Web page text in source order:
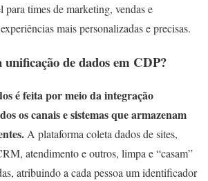
para times de marketing, vendas e
mais personalizadas e precisas.
de dados em CDP?
é feita por meio da integração
os canais e sistemas que armazenam
A plataforma coleta dados de sites,
atendimento e outros, limpa e “casam”
atribuindo a cada pessoa um identificador